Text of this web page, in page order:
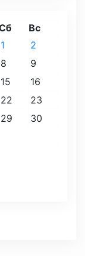
Вс
1
2
8
9
15
16
22
23
29
30